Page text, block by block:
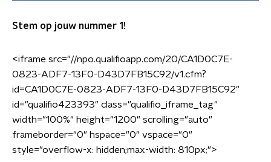
Stem op jouw nummer 1!
<iframe src="//npo.qualifioapp.com/20/CA1D0C7E-
0823-ADF7-13F0-D43D7FB15C92/v1.cfm?
id=CA1D0C7E-0823-ADF7-13F0-D43D7FB15C92"
id="qualifio423393" class="qualifio_iframe_tag"
width="100%" height="1200" scrolling="auto"
frameborder="0" hspace="0" vspace="0"
style="overflow-x: hidden;max-width: 810px;">